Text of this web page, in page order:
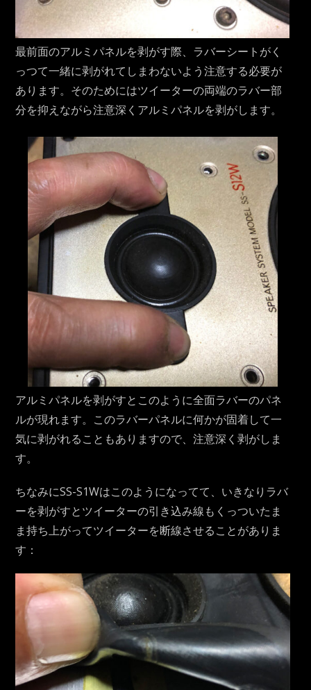
最前面のアルミパネルを剥がす際、ラバーシートがく
っつて一緒に剥がれてしまわないよう注意する必要が
あります。そのためにはツイーターの両端のラバー部
分を抑えながら注意深くアルミパネルを剥がします。
アルミパネルを剥がすとこのように全面ラバーのパネ
ルが現れます。このラバーパネルに何かが固着して一
気に剥がれることもありますので、注意深く剥がしま
す。
ちなみにSS-S1Wはこのようになってて、いきなりラバ
ーを剥がすとツイーターの引き込み線もくっついたま
ま持ち上がってツイーターを断線させることがありま
す：